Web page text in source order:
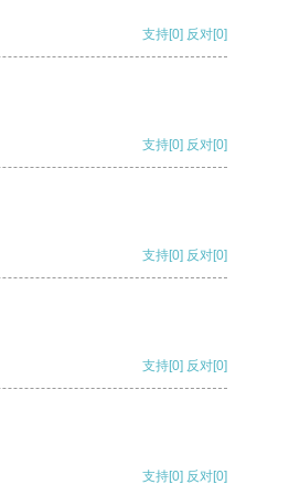
支持[0] 反对[0]
支持[0] 反对[0]
支持[0] 反对[0]
支持[0] 反对[0]
支持[0] 反对[0]